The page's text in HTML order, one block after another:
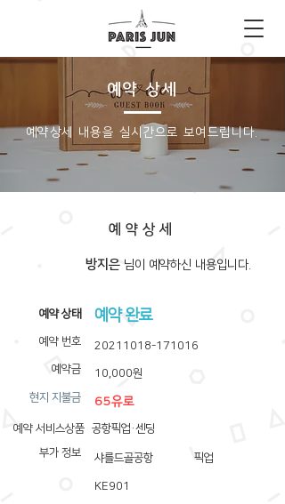
예약 상세
​예약상세 내용을 실시간으로 보여드립니다.
예약상세
방지은 ​님이 예약하신 내용입니다.
​예약 상태
예약 번호
예약금
​현지 지불금
부가 정보
예약 서비스상품
예약 완료
20211018-171016
10,000원
65유로
공항픽업·센딩
샤를드골공항 픽업
KE901